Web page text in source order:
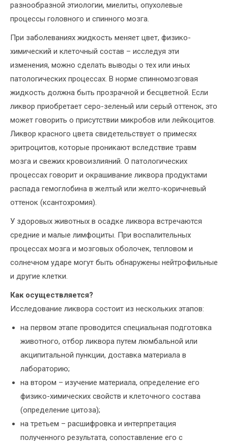
разнообразной этиологии, миелиты, опухолевые
процессы головного и спинного мозга.
При заболеваниях жидкость меняет цвет, физико-
химический и клеточный состав – исследуя эти
изменения, можно сделать выводы о тех или иных
патологических процессах. В норме спинномозговая
жидкость должна быть прозрачной и бесцветной. Если
ликвор приобретает серо-зеленый или серый оттенок, это
может говорить о присутствии микробов или лейкоцитов.
Ликвор красного цвета свидетельствует о примесях
эритроцитов, которые проникают вследствие травм
мозга и свежих кровоизлияний. О патологических
процессах говорит и окрашивание ликвора продуктами
распада гемоглобина в желтый или желто-коричневый
оттенок (ксантохромия).
У здоровых животных в осадке ликвора встречаются
средние и малые лимфоциты. При воспалительных
процессах мозга и мозговых оболочек, тепловом и
солнечном ударе могут быть обнаружены нейтрофильные
и другие клетки.
Как осуществляется?
Исследование ликвора состоит из нескольких этапов:
на первом этапе проводится специальная подготовка
животного, отбор ликвора путем люмбальной или
акципитальной пункции, доставка материала в
лабораторию;
на втором – изучение материала, определение его
физико-химических свойств и клеточного состава
(определение цитоза);
на третьем – расшифровка и интерпретация
полученного результата, сопоставление его с